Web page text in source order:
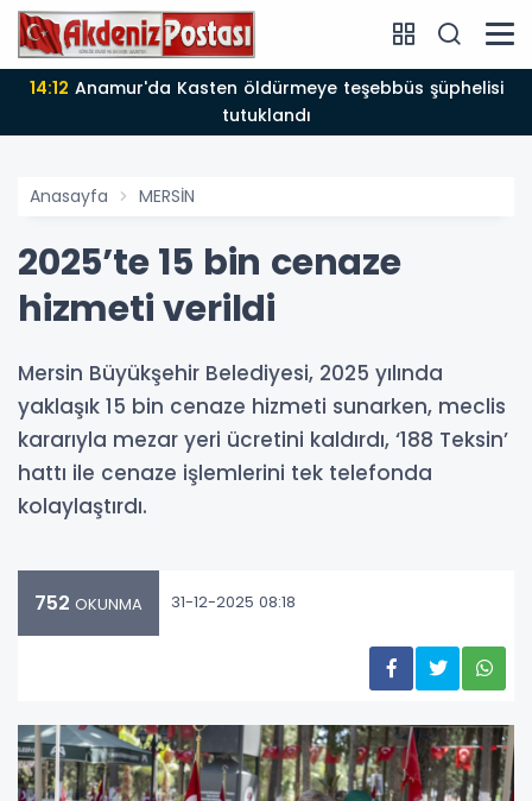
14:12
tutuklandı
Anasayfa MERSİN
2025’te 15 bin cenaze
hizmeti verildi
Mersin Büyükşehir Belediyesi, 2025 yılında
yaklaşık 15 bin cenaze hizmeti sunarken, meclis
kararıyla mezar yeri ücretini kaldırdı, ‘188 Teksin’
hattı ile cenaze işlemlerini tek telefonda
kolaylaştırdı.
752 OKUNMA 31-12-2025 08:18